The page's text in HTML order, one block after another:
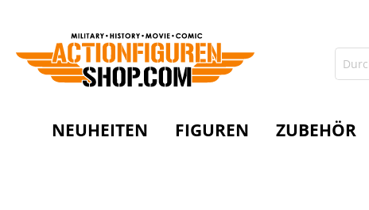
NEUHEITEN FIGUREN ZUBEHÖR